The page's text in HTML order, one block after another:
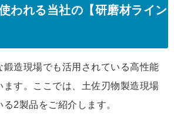
われる当社の【研磨材ライン
鍛造現場でも活用されている高性能
ます。ここでは、土佐刃物製造現場
2製品をご紹介します。